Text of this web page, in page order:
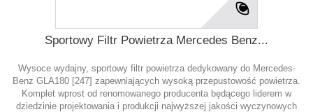
Sportowy Filtr Powietrza Mercedes Benz...
Wysoce wydajny, sportowy filtr powietrza dedykowany do Mercedes-
Benz GLA180 [247] zapewniających wysoką przepustowość powietrza.
Komplet wprost od renomowanego producenta będącego liderem w
dziedzinie projektowania i produkcji najwyższej jakości wyczynowych